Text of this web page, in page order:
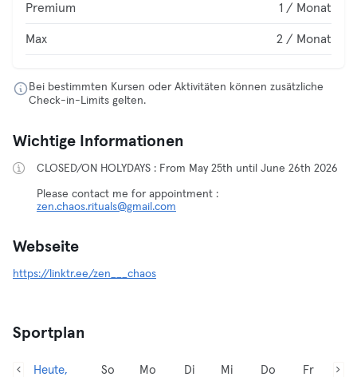
Premium 1 / Monat
Max 2 / Monat
Bei bestimmten Kursen oder Aktivitäten können zusätzliche
Check-in-Limits gelten.
Wichtige Informationen
CLOSED/ON HOLYDAYS : From May 25th until June 26th 2026
Please contact me for appointment :
zen.chaos.rituals@gmail.com
Webseite
https://linktr.ee/zen___chaos
Sportplan
Heute,
So
Mo
Di
Mi
Do
Fr